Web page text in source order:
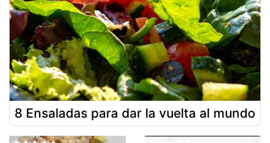
8 Ensaladas para dar la vuelta al mundo